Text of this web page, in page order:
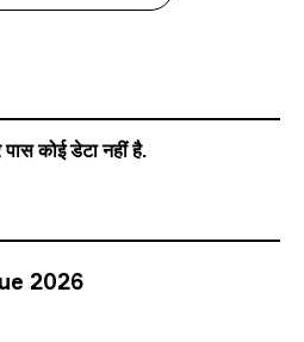
कोई डेटा नहीं है.
2026